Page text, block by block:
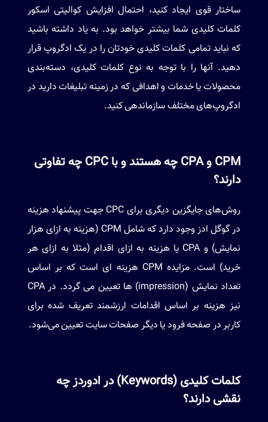
ساختار قوی ایجاد کنید، احتمال افزایش کوالیتی اسکور
کلمات کلیدی شما بیشتر خواهد بود. به یاد داشته باشید
که نباید تمامی کلمات کلیدی خودتان را در یک ادگروپ قرار
دهید. آنها را با توجه به نوع کلمات کلیدی، دسته‌بندی
محصولات یا خدمات و اهدافی که در زمینه تبلیغات دارید در
ادگروپ‌های مختلف سازماندهی کنید.
CPM و CPA چه هستند و با CPC چه تفاوتی
دارند؟
روش‌های جایگزین دیگری برای CPC جهت پیشنهاد هزینه
در گوگل ادز وجود دارد که شامل CPM (هزینه به ازای هزار
نمایش) و CPA یا هزینه به ازای اقدام (مثلا به ازای هر
خرید) است. مزایده CPM هزینه ای است که بر اساس
تعداد نمایش (impression) ها تعیین می گردد. در CPA
نیز هزینه بر اساس اقدامات ارزشمند تعریف شده برای
کاربر در صفحه فرود یا دیگر صفحات سایت تعیین می‌شود.
کلمات کلیدی (Keywords) در ادوردز چه
نقشی دارند؟